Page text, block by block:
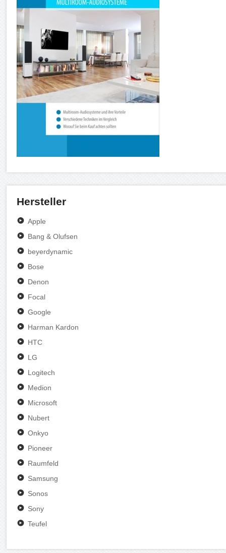
Hersteller
Apple
Bang & Olufsen
beyerdynamic
Bose
Denon
Focal
Google
Harman Kardon
HTC
LG
Logitech
Medion
Microsoft
Nubert
Onkyo
Pioneer
Raumfeld
Samsung
Sonos
Sony
Teufel